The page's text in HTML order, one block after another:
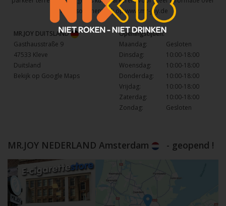
het assortiment kijk opwww.mr-joy.de
MR.JOY DUITSLAND
Gasthausstraße 9
47533 Kleve
Duitsland
Bekijk op Google Maps
Openingstijden:
Maandag:
Gesloten
Dinsdag:
10:00-18:00
Woensdag:
10:00-18:00
Donderdag:
10:00-18:00
Vrijdag:
10:00-18:00
Zaterdag:
10:00-18:00
Zondag:
Gesloten
MR.JOY NEDERLAND Amsterdam - geopend !